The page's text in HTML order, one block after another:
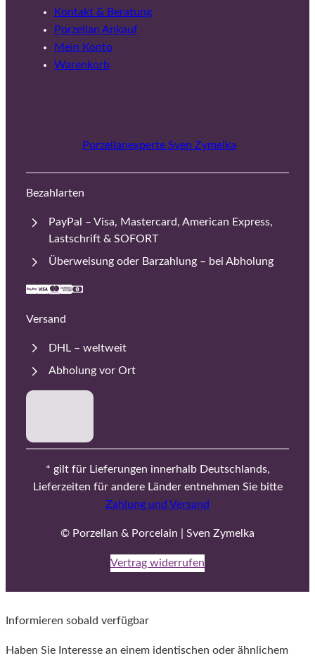
Kontakt & Beratung
Porzellan Ankauf
Mein Konto
Warenkorb
Porzellanexperte Sven Zymelka
Bezahlarten
PayPal – Visa, Mastercard, American Express,
Lastschrift & SOFORT
Überweisung oder Barzahlung – bei Abholung
Versand
DHL – weltweit
Abholung vor Ort
* gilt für Lieferungen innerhalb Deutschlands,
Lieferzeiten für andere Länder entnehmen Sie bitte
Zahlung und Versand
© Porzellan & Porcelain | Sven Zymelka
Vertrag widerrufen
Informieren sobald verfügbar
Haben Sie Interesse an einem identischen oder ähnlichem